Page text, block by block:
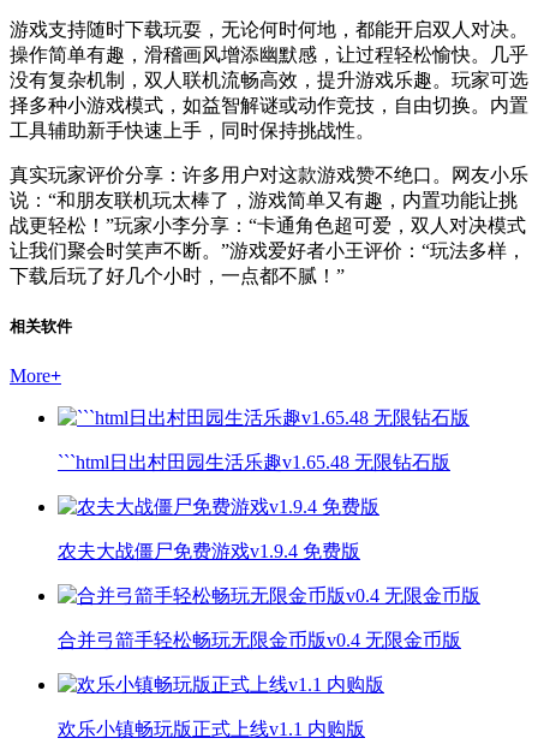
游戏支持随时下载玩耍，无论何时何地，都能开启双人对决。
操作简单有趣，滑稽画风增添幽默感，让过程轻松愉快。几乎
没有复杂机制，双人联机流畅高效，提升游戏乐趣。玩家可选
择多种小游戏模式，如益智解谜或动作竞技，自由切换。内置
工具辅助新手快速上手，同时保持挑战性。
真实玩家评价分享：许多用户对这款游戏赞不绝口。网友小乐
说：“和朋友联机玩太棒了，游戏简单又有趣，内置功能让挑
战更轻松！”玩家小李分享：“卡通角色超可爱，双人对决模式
让我们聚会时笑声不断。”游戏爱好者小王评价：“玩法多样，
下载后玩了好几个小时，一点都不腻！”
相关软件
More+
```html日出村田园生活乐趣v1.65.48 无限钻石版
农夫大战僵尸免费游戏v1.9.4 免费版
合并弓箭手轻松畅玩无限金币版v0.4 无限金币版
欢乐小镇畅玩版正式上线v1.1 内购版